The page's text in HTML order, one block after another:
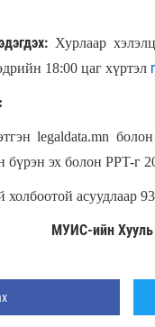
Хурлаар
18:00 цаг хүртэл
legaldata.mn
эх болон PPT-г
асуудлаар
МУИС-ийн Хууль